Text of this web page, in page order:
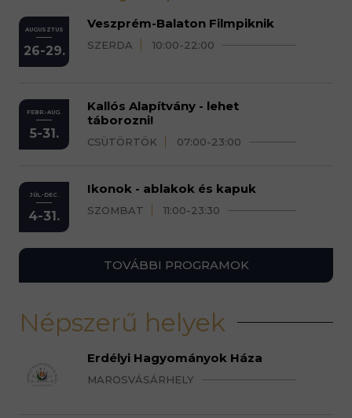
AUGUSZTUS
26-29.
Veszprém-Balaton Filmpiknik
SZERDA 10:00-22:00
FEBR.-AUG.
5-31.
Kallós Alapítvány - lehet
táborozni!
CSÜTÖRTÖK 07:00-23:00
JÚL.-DEC.
4-31.
Ikonok - ablakok és kapuk
SZOMBAT 11:00-23:30
TOVÁBBI PROGRAMOK
Népszerű helyek
Erdélyi Hagyományok Háza
MAROSVÁSÁRHELY